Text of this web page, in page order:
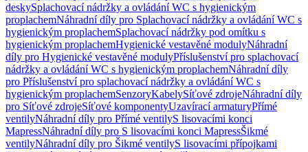
deskySplachovací nádržky a ovládání WC s hygienickým
proplachemNáhradní díly pro Splachovací nádržky a ovládání WC s
hygienickým proplachemSplachovací nádržky pod omítku s
hygienickým proplachemHygienické vestavěné modulyNáhradní
díly pro Hygienické vestavěné modulyPříslušenství pro splachovací
nádržky a ovládání WC s hygienickým proplachemNáhradní díly
pro Příslušenství pro splachovací nádržky a ovládání WC s
hygienickým proplachemSenzoryKabelySíťové zdrojeNáhradní díly
pro Síťové zdrojeSíťové komponentyUzavírací armaturyPřímé
ventilyNáhradní díly pro Přímé ventilyS lisovacími konci
MapressNáhradní díly pro S lisovacími konci MapressŠikmé
ventilyNáhradní díly pro Šikmé ventilyS lisovacími přípojkami